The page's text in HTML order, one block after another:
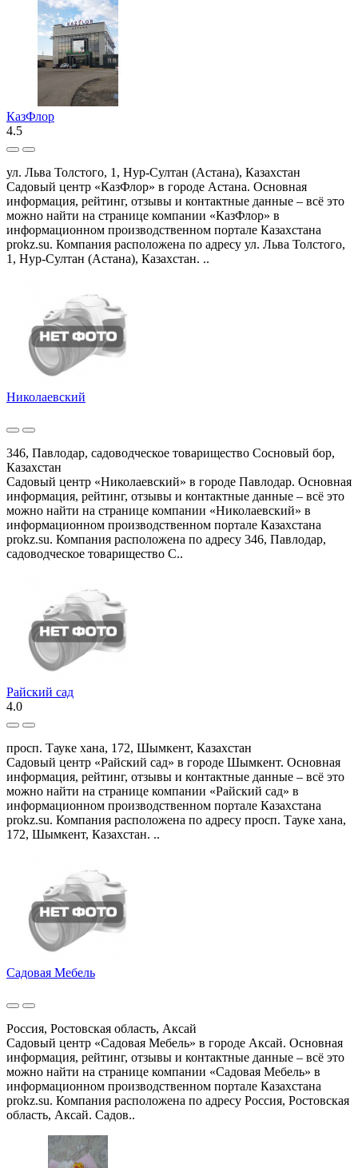
КазФлор
4.5
ул. Льва Толстого, 1, Нур-Султан (Астана), Казахстан
Садовый центр «КазФлор» в городе Астана. Основная
информация, рейтинг, отзывы и контактные данные – всё это
можно найти на странице компании «КазФлор» в
информационном производственном портале Казахстана
prokz.su. Компания расположена по адресу ул. Льва Толстого,
1, Нур-Султан (Астана), Казахстан. ..
Николаевский
346, Павлодар, садоводческое товарищество Сосновый бор,
Казахстан
Садовый центр «Николаевский» в городе Павлодар. Основная
информация, рейтинг, отзывы и контактные данные – всё это
можно найти на странице компании «Николаевский» в
информационном производственном портале Казахстана
prokz.su. Компания расположена по адресу 346, Павлодар,
садоводческое товарищество С..
Райский сад
4.0
просп. Тауке хана, 172, Шымкент, Казахстан
Садовый центр «Райский сад» в городе Шымкент. Основная
информация, рейтинг, отзывы и контактные данные – всё это
можно найти на странице компании «Райский сад» в
информационном производственном портале Казахстана
prokz.su. Компания расположена по адресу просп. Тауке хана,
172, Шымкент, Казахстан. ..
Садовая Мебель
Россия, Ростовская область, Аксай
Садовый центр «Садовая Мебель» в городе Аксай. Основная
информация, рейтинг, отзывы и контактные данные – всё это
можно найти на странице компании «Садовая Мебель» в
информационном производственном портале Казахстана
prokz.su. Компания расположена по адресу Россия, Ростовская
область, Аксай. Садов..